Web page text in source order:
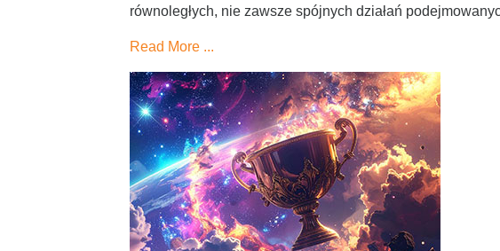
równoległych, nie zawsze spójnych działań
Read More ...